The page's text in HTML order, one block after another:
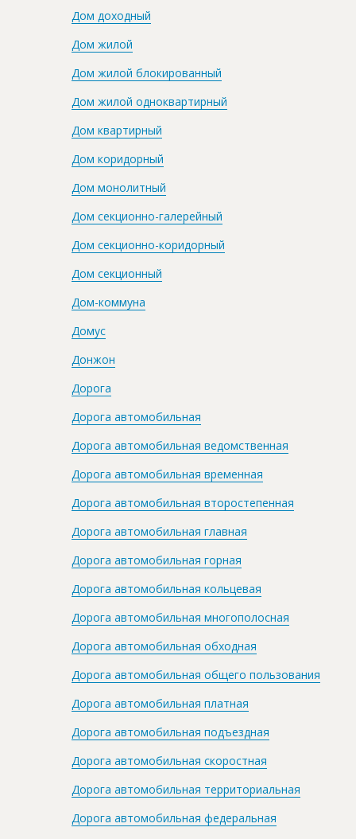
Дом доходный
Дом жилой
Дом жилой блокированный
Дом жилой одноквартирный
Дом квартирный
Дом коридорный
Дом монолитный
Дом секционно-галерейный
Дом секционно-коридорный
Дом секционный
Дом-коммуна
Домус
Донжон
Дорога
Дорога автомобильная
Дорога автомобильная ведомственная
Дорога автомобильная временная
Дорога автомобильная второстепенная
Дорога автомобильная главная
Дорога автомобильная горная
Дорога автомобильная кольцевая
Дорога автомобильная многополосная
Дорога автомобильная обходная
Дорога автомобильная общего пользования
Дорога автомобильная платная
Дорога автомобильная подъездная
Дорога автомобильная скоростная
Дорога автомобильная территориальная
Дорога автомобильная федеральная